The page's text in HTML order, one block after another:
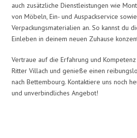
auch zusätzliche Dienstleistungen wie
von Möbeln, Ein- und Auspackservice
Verpackungsmaterialien an. So kannst du
Einleben in deinem neuen Zuhause
Vertraue auf die Erfahrung und
Ritter Villach und genieße einen
nach Bettembourg. Kontaktiere uns noch
und unverbindliches Angebot!